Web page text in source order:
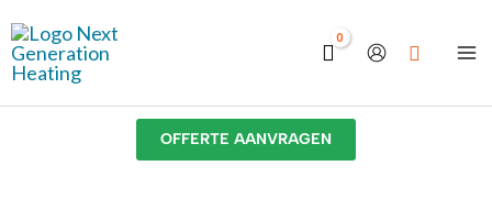
naar
de
OFFERTE AANVRAGEN